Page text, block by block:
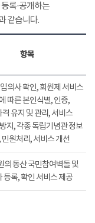
록·공개하는
같습니다.
항목
의사 확인, 회원제 서비스
따른 본인식별, 인증,
격 유지 및 관리, 서비스
지, 각종 독립기념관 정보
민원처리, 서비스 개선
의 동산 국민참여벽돌 및
등록, 확인 서비스 제공